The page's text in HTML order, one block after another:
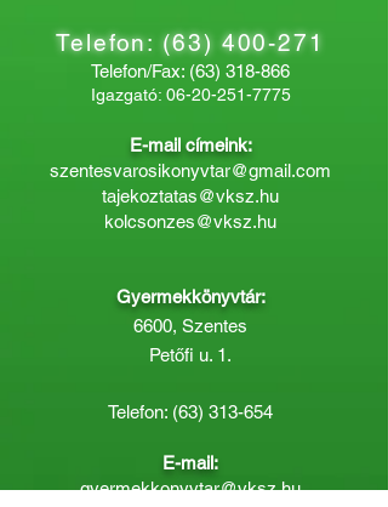
Telefon:(63) 400-271
Telefon/Fax: (63) 318-866
Igazgató: 06-20-251-7775
E-mail címeink:
szentesvarosikonyvtar@gmail.com
tajekoztatas@vksz.hu
kolcsonzes@vksz.hu
Gyermekkönyvtár:
6600, Szentes
Petőfi u. 1.
Telefon: (63) 313-654
E-mail:
gyermekkonyvtar@vksz.hu